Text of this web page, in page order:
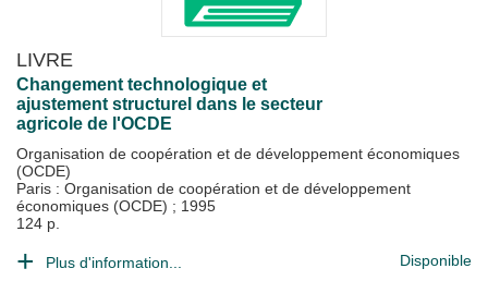
LIVRE
Changement technologique et
ajustement structurel dans le secteur
agricole de l'OCDE
Organisation de coopération et de développement économiques
(OCDE)
Paris : Organisation de coopération et de développement
économiques (OCDE) ; 1995
124 p.
Plus d'information... Disponible